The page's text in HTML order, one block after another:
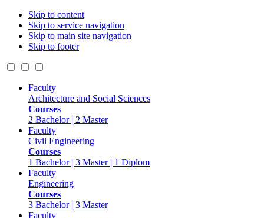
Skip to content
Skip to service navigation
Skip to main site navigation
Skip to footer
Faculty
Architecture and Social Sciences
Courses
2 Bachelor | 2 Master
Faculty
Civil Engineering
Courses
1 Bachelor | 3 Master | 1 Diplom
Faculty
Engineering
Courses
3 Bachelor | 3 Master
Faculty